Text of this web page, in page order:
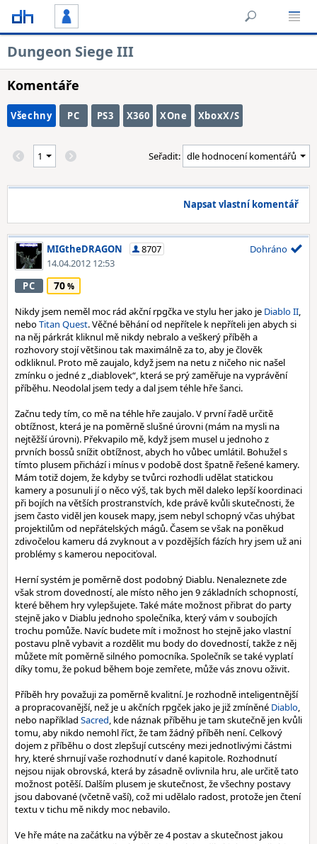
Dungeon Siege III
Komentáře
Všechny PC PS3 X360 XOne XboxX/S
Seřadit:
Napsat vlastní komentář
MIGtheDRAGON
8707
14.04.2012 12:53
Dohráno
PC 70
Nikdy jsem neměl moc rád akční rpgčka ve stylu her jako je Diablo II,
neboTitan Quest. Věčné běhání od nepřítele k nepříteli jen abych si
na něj párkrát kliknul mě nikdy nebralo a veškerý příběh a
rozhovory stojí většinou tak maximálně za to, aby je člověk
odkliknul. Proto mě zaujalo, když jsem na netu z ničeho nic našel
zmínku o jedné z „diablovek“, která se prý zaměřuje na vyprávění
příběhu. Neodolal jsem tedy a dal jsem téhle hře šanci.
Začnu tedy tím, co mě na téhle hře zaujalo. V první řadě určitě
obtížnost, která je na poměrně slušné úrovni (mám na mysli na
nejtěžší úrovni). Překvapilo mě, když jsem musel u jednoho z
prvních bossů snížit obtížnost, abych ho vůbec umlátil. Bohužel s
tímto plusem přichází i mínus v podobě dost špatně řešené kamery.
Mám totiž dojem, že kdyby se tvůrci rozhodli udělat statickou
kamery a posunuli jí o něco výš, tak bych měl daleko lepší koordinaci
při bojích na větších prostranstvích, kde právě kvůli skutečnosti, že
jsem často viděl jen kousek mapy, jsem nebyl schopný včas uhýbat
projektilům od nepřátelských mágů. Časem se však na poněkud
zdivočelou kameru dá zvyknout a v pozdějších fázích hry jsem už ani
problémy s kamerou nepociťoval.
Herní systém je poměrně dost podobný Diablu. Nenaleznete zde
však strom dovedností, ale místo něho jen 9 základních schopností,
které během hry vylepšujete. Také máte možnost přibrat do party
stejně jako v Diablu jednoho společníka, který vám v soubojích
trochu pomůže. Navíc budete mít i možnost ho stejně jako vlastní
postavu plně vybavit a rozdělit mu body do dovedností, takže z něj
můžete mít poměrně silného pomocníka. Společník se také vyplatí
díky tomu, že pokud během boje zemřete, může vás znovu oživit.
Příběh hry považuji za poměrně kvalitní. Je rozhodně inteligentnější
a propracovanější, než je u akčních rpgček jako je již zmíněné Diablo,
nebo například Sacred, kde náznak příběhu je tam skutečně jen kvůli
tomu, aby nikdo nemohl říct, že tam žádný příběh není. Celkový
dojem z příběhu o dost zlepšují cutscény mezi jednotlivými částmi
hry, které shrnují vaše rozhodnutí v dané kapitole. Rozhodnutí
nejsou nijak obrovská, která by zásadně ovlivnila hru, ale určitě tato
možnost potěší. Dalším plusem je skutečnost, že všechny postavy
jsou dabované (včetně vaší), což mi udělalo radost, protože jen čtení
textu v tichu mě nikdy moc nebavilo.
Ve hře máte na začátku na výběr ze 4 postav a skutečnost jakou